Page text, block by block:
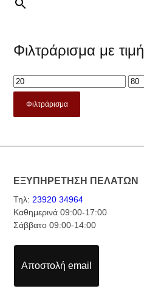
Φιλτράρισμα με τιμή
Φιλτράρισμα
ΕΞΥΠΗΡΕΤΗΣΗ ΠΕΛΑΤΩΝ
Τηλ: 23920 34964
Καθημερινά 09:00-17:00
Σάββατο 09:00-14:00
Αποστολή email